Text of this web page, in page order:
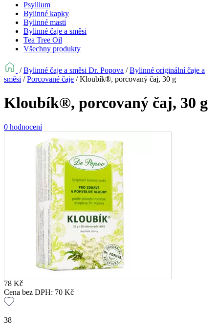
Psyllium
Bylinné kapky
Bylinné masti
Bylinné čaje a směsi
Tea Tree Oil
Všechny produkty
/Bylinné čaje a směsi Dr. Popova /Bylinné originální čaje a
směsi /Porcované čaje /Kloubík®, porcovaný čaj, 30 g
Kloubík®, porcovaný čaj, 30 g
0 hodnocení
78 Kč
Cena bez DPH: 70 Kč
38